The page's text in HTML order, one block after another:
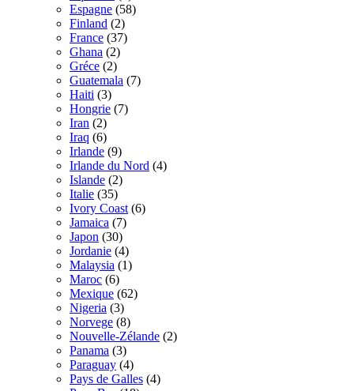
Espagne (58)
Finland (2)
France (37)
Ghana (2)
Gréce (2)
Guatemala (7)
Haiti (3)
Hongrie (7)
Iran (2)
Iraq (6)
Irlande (9)
Irlande du Nord (4)
Islande (2)
Italie (35)
Ivory Coast (6)
Jamaica (7)
Japon (30)
Jordanie (4)
Malaysia (1)
Maroc (6)
Mexique (62)
Nigeria (3)
Norvege (8)
Nouvelle-Zélande (2)
Panama (3)
Paraguay (4)
Pays de Galles (4)